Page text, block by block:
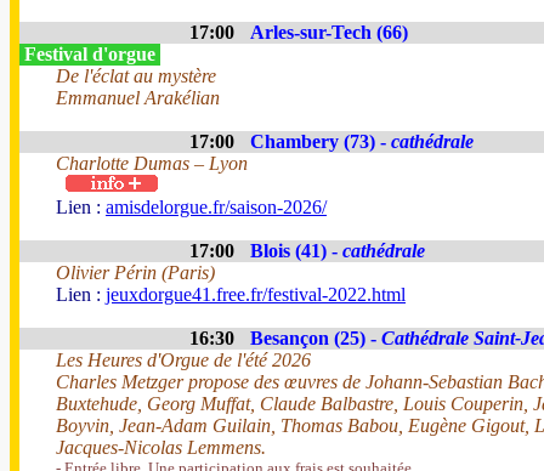
17:00
Arles-sur-Tech (66)
Festival d'orgue
De l'éclat au mystère
Emmanuel Arakélian
17:00 Chambery (73) - cathédrale
Charlotte Dumas – Lyon
Lien : amisdelorgue.fr/saison-2026/
17:00 Blois (41) - cathédrale
Olivier Périn (Paris)
Lien : jeuxdorgue41.free.fr/festival-2022.html
16:30 Besançon (25) - Cathédrale Saint-
Les Heures d'Orgue de l'été 2026
Charles Metzger propose des œuvres de Johann-Sebastian
Buxtehude, Georg Muffat, Claude Balbastre, Louis Couperin,
Boyvin, Jean-Adam Guilain, Thomas Babou, Eugène Gigout,
Jacques-Nicolas Lemmens.